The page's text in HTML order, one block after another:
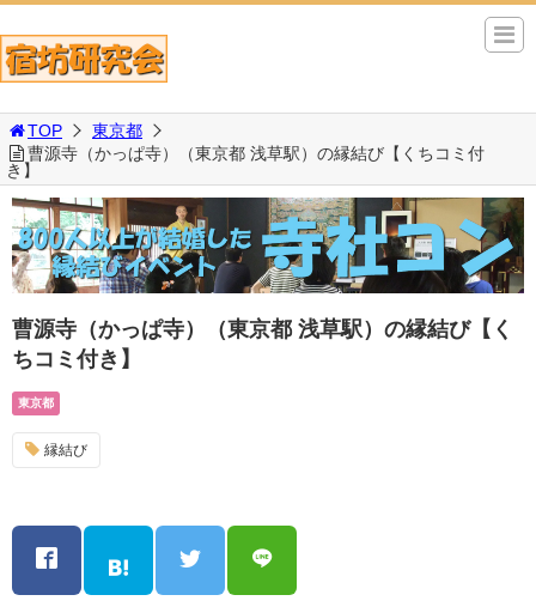
TOP
東京都
曹源寺（かっぱ寺）（東京都 浅草駅）の縁結び【くちコミ付
き】
曹源寺（かっぱ寺）（東京都 浅草駅）の縁結び【く
ちコミ付き】
東京都
縁結び